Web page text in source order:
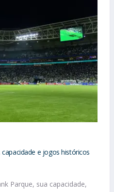
e jogos históricos
Parque, sua capacidade,